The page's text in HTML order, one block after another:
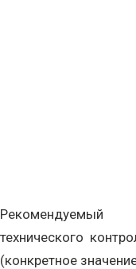
Рекомендуемый
технического
(конкретное